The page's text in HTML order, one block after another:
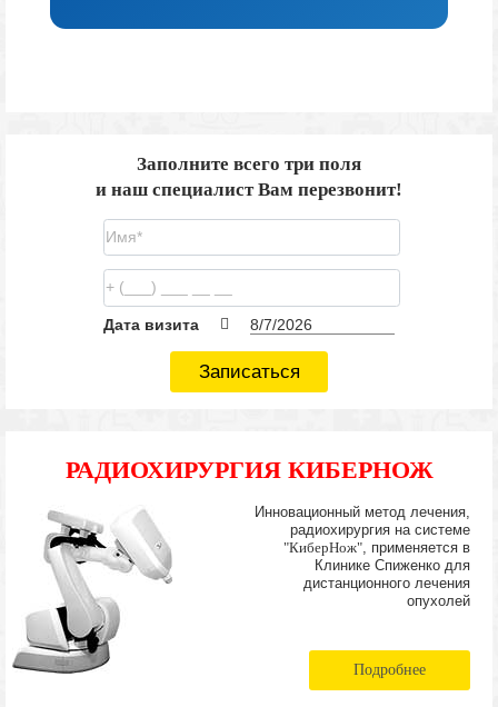
Заполните всего три поля
и наш специалист Вам перезвонит!
Дата визита
Записаться
РАДИОХИРУРГИЯ КИБЕРНОЖ
Инновационный метод лечения,
радиохирургия на системе
"КиберНож", применяется в
Клинике Спиженко для
дистанционного лечения
опухолей
Подробнее